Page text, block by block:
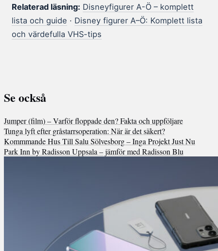
Relaterad läsning: Disneyfigurer A-Ö – komplett
lista och guide · Disney figurer A–Ö: Komplett lista
och värdefulla VHS-tips
Se också
Jumper (film) – Varför floppade den? Fakta och uppföljare
Tunga lyft efter gråstarrsoperation: När är det säkert?
Kommmande Hus Till Salu Sölvesborg – Inga Projekt Just Nu
Park Inn by Radisson Uppsala – jämför med Radisson Blu